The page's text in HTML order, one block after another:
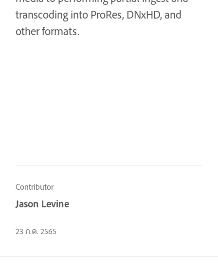
transcoding into ProRes, DNxHD, and
other formats.
Contributor
Jason Levine
23 ก.ค. 2565